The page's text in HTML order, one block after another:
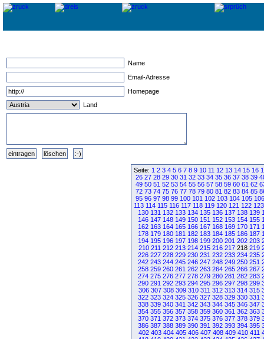
Name
Email-Adresse
Homepage
Land
Seite: 1 2 3 4 5 6 7 8 9 10 11 12 13 14 15 16
26 27 28 29 30 31 32 33 34 35 36 37 38 39
49 50 51 52 53 54 55 56 57 58 59 60 61 62
72 73 74 75 76 77 78 79 80 81 82 83 84 85
95 96 97 98 99 100 101 102 103 104 105 106
113 114 115 116 117 118 119 120 121 122 123
130 131 132 133 134 135 136 137 138 139
146 147 148 149 150 151 152 153 154 155
162 163 164 165 166 167 168 169 170 171
178 179 180 181 182 183 184 185 186 187
194 195 196 197 198 199 200 201 202 203
210 211 212 213 214 215 216 217218 219
226 227 228 229 230 231 232 233 234 235
242 243 244 245 246 247 248 249 250 251
258 259 260 261 262 263 264 265 266 267
274 275 276 277 278 279 280 281 282 283
290 291 292 293 294 295 296 297 298 299
306 307 308 309 310 311 312 313 314 315
322 323 324 325 326 327 328 329 330 331
338 339 340 341 342 343 344 345 346 347
354 355 356 357 358 359 360 361 362 363
370 371 372 373 374 375 376 377 378 379
386 387 388 389 390 391 392 393 394 395
402 403 404 405 406 407 408 409 410 411